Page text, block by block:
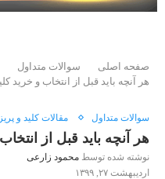
صفحه اصلی
سوالات متداول
هر آنچه باید قبل از انتخاب و خرید
سوالات متداول مقالات کلید و پریز
هر آنچه باید قبل از
نوشته شده توسط محمود زارعی
اردیبهشت ۲۷, ۱۳۹۹